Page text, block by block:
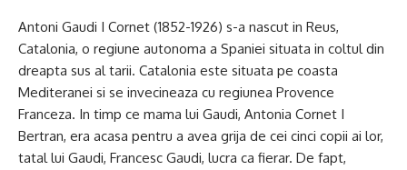
Antoni Gaudi I Cornet (1852-1926) s-a nascut in Reus,
Catalonia, o regiune autonoma a Spaniei situata in coltul din
dreapta sus al tarii. Catalonia este situata pe coasta
Mediteranei si se invecineaza cu regiunea Provence
Franceza. In timp ce mama lui Gaudi, Antonia Cornet I
Bertran, era acasa pentru a avea grija de cei cinci copii ai lor,
tatal lui Gaudi, Francesc Gaudi, lucra ca fierar. De fapt,